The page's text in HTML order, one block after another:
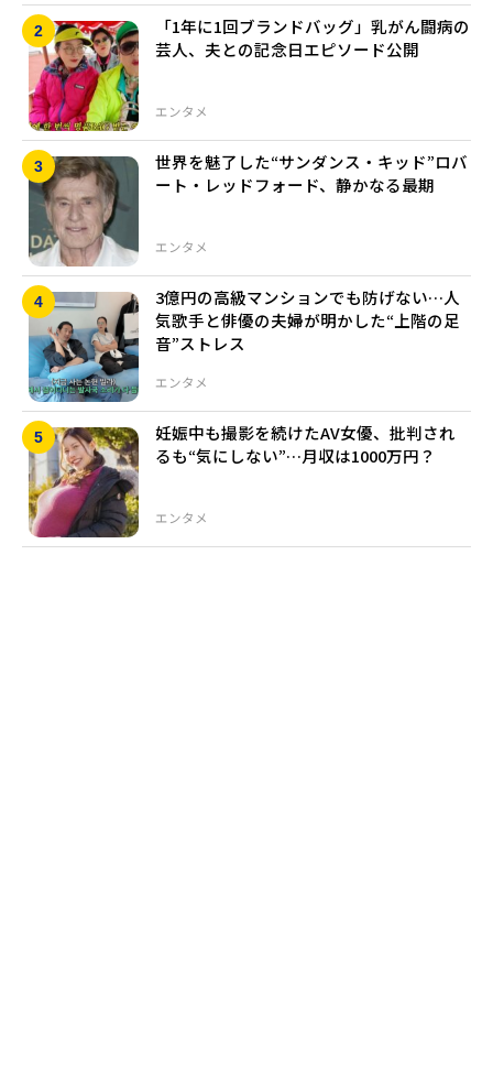
エンタメ
「1年に1回ブランドバッグ」乳がん闘病の
芸人、夫との記念日エピソード公開
エンタメ
世界を魅了した“サンダンス・キッド”ロバ
ート・レッドフォード、静かなる最期
エンタメ
3億円の高級マンションでも防げない…人
気歌手と俳優の夫婦が明かした“上階の足
音”ストレス
エンタメ
妊娠中も撮影を続けたAV女優、批判され
るも“気にしない”…月収は1000万円？